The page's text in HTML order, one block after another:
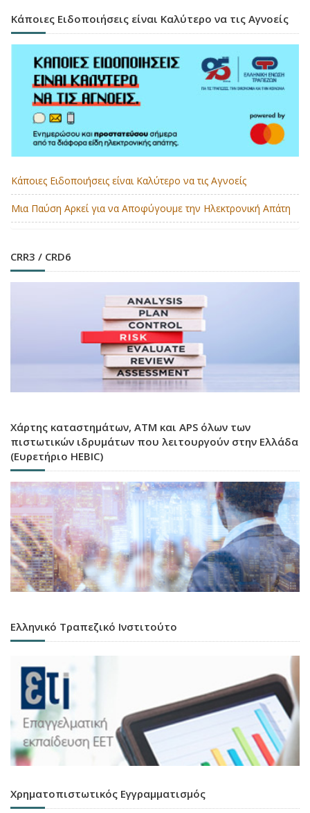
Κάποιες Ειδοποιήσεις είναι Καλύτερο να τις Αγνοείς
Κάποιες Ειδοποιήσεις είναι Καλύτερο να τις Αγνοείς
Μια Παύση Αρκεί για να Αποφύγουμε την Ηλεκτρονική Απάτη
CRR3 / CRD6
Χάρτης καταστημάτων, ATM και APS όλων των
πιστωτικών ιδρυμάτων που λειτουργούν στην Ελλάδα
(Ευρετήριο HEBIC)
Ελληνικό Τραπεζικό Ινστιτούτο
Χρηματοπιστωτικός Εγγραμματισμός